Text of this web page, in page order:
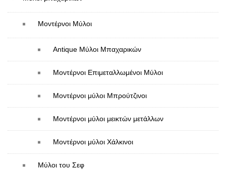
Μοντέρνοι Μύλοι
Antique Μύλοι Μπαχαρικών
Μοντέρνοι Επιμεταλλωμένοι Μύλοι
Μοντέρνοι μύλοι Mπρούτζινοι
Μοντέρνοι μύλοι μεικτών μετάλλων
Μοντέρνοι μύλοι Χάλκινοι
Μύλοι του Σεφ